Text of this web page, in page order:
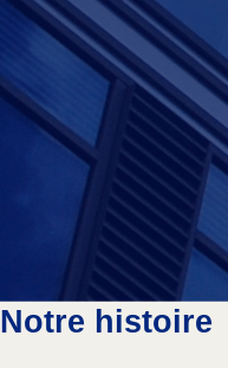
+6
GAB Hors sites
+150
Collaborateurs
Femmes
Notre histoire